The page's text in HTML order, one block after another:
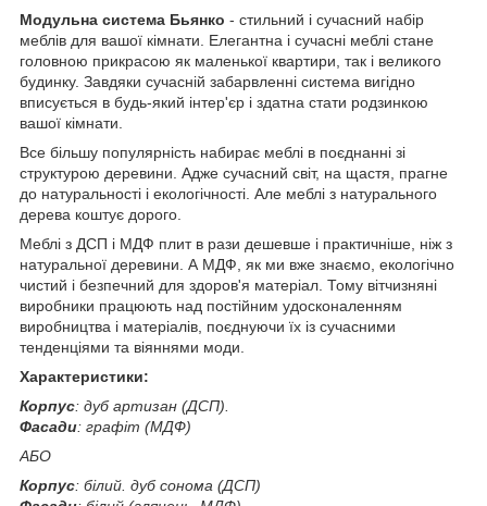
Модульна система Бьянко - стильний і сучасний набір
меблів для вашої кімнати. Елегантна і сучасні меблі стане
головною прикрасою як маленької квартири, так і великого
будинку. Завдяки сучасній забарвленні система вигідно
вписується в будь-який інтер'єр і здатна стати родзинкою
вашої кімнати.
Все більшу популярність набирає меблі в поєднанні зі
структурою деревини. Адже сучасний світ, на щастя, прагне
до натуральності і екологічності. Але меблі з натурального
дерева коштує дорого.
Меблі з ДСП і МДФ плит в рази дешевше і практичніше, ніж з
натуральної деревини. А МДФ, як ми вже знаємо, екологічно
чистий і безпечний для здоров'я матеріал. Тому вітчизняні
виробники працюють над постійним удосконаленням
виробництва і матеріалів, поєднуючи їх із сучасними
тенденціями та віяннями моди.
Характеристики:
Корпус: дуб артизан (ДСП).
Фасади: графіт (МДФ)
АБО
Корпус: білий. дуб сонома (ДСП)